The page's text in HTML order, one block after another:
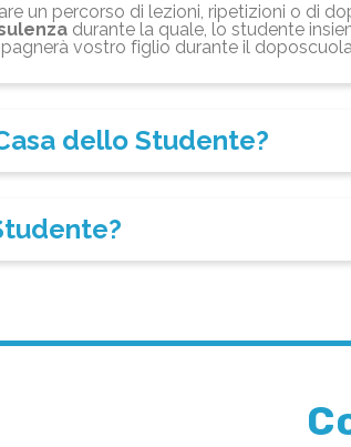
un percorso di lezioni, ripetizioni o di
durante la quale, lo studente
vostro figlio durante il
dello Studente?